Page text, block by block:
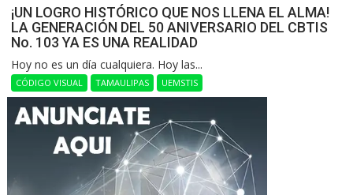
¡UN LOGRO HISTÓRICO QUE NOS LLENA EL ALMA!
LA GENERACIÓN DEL 50 ANIVERSARIO DEL CBTIS
No. 103 YA ES UNA REALIDAD
Hoy no es un día cualquiera. Hoy las...
CÓDIGO VISUAL TAMAULIPAS UEMSTIS